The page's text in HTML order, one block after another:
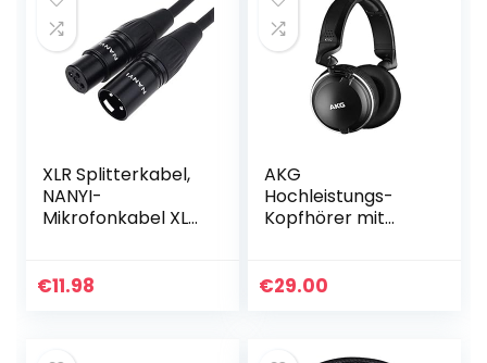
XLR Splitterkabel,
NANYI-
Mikrofonkabel XLR
XLR Buchse auf XLR
€11.98
AKG
Hochleistungs-
Kopfhörer mit
€29.00